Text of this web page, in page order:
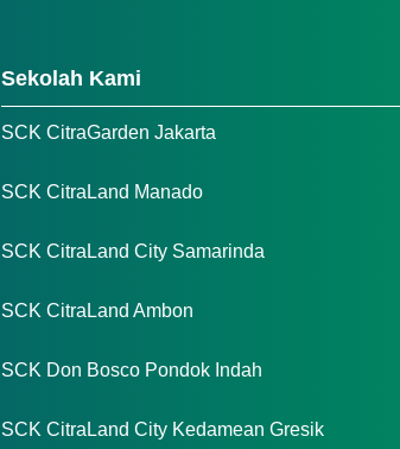
Sekolah Kami
SCK CitraGarden Jakarta
SCK CitraLand Manado
SCK CitraLand City Samarinda
SCK CitraLand Ambon
SCK Don Bosco Pondok Indah
SCK CitraLand City Kedamean Gresik